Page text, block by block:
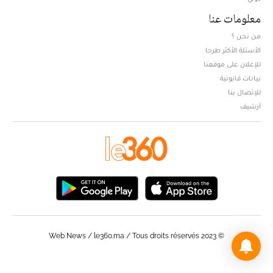
معلومات عنا
من نحن ؟
الأسئلة الأكثر طرحا
للإعلان على موقعنا
بيانات قانونية
للإتصال بنا
أرشيف
© Web News / le360.ma / Tous droits réservés 2023